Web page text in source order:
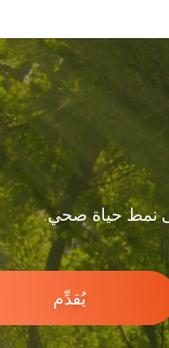
نمط حياة صحي.
يُقدِّم